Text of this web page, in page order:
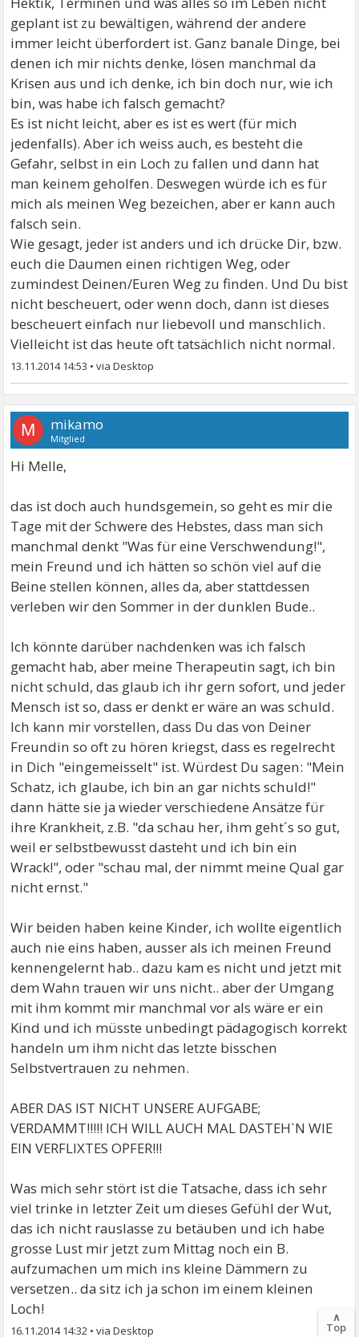
geplant ist zu bewältigen, während der andere
immer leicht überfordert ist. Ganz banale Dinge, bei
denen ich mir nichts denke, lösen manchmal da
Krisen aus und ich denke, ich bin doch nur, wie ich
bin, was habe ich falsch gemacht?
Es ist nicht leicht, aber es ist es wert (für mich
jedenfalls). Aber ich weiss auch, es besteht die
Gefahr, selbst in ein Loch zu fallen und dann hat
man keinem geholfen. Deswegen würde ich es für
mich als meinen Weg bezeichen, aber er kann auch
falsch sein.
Wie gesagt, jeder ist anders und ich drücke Dir, bzw.
euch die Daumen einen richtigen Weg, oder
zumindest Deinen/Euren Weg zu finden. Und Du bist
nicht bescheuert, oder wenn doch, dann ist dieses
bescheuert einfach nur liebevoll und manschlich.
Vielleicht ist das heute oft tatsächlich nicht normal.
13.11.2014 14:53 •
M mikamo
Mitglied
Hi Melle,
das ist doch auch hundsgemein, so geht es mir die
Tage mit der Schwere des Hebstes, dass man sich
manchmal denkt "Was für eine Verschwendung!",
mein Freund und ich hätten so schön viel auf die
Beine stellen können, alles da, aber stattdessen
verleben wir den Sommer in der dunklen Bude..
Ich könnte darüber nachdenken was ich falsch
gemacht hab, aber meine Therapeutin sagt, ich bin
nicht schuld, das glaub ich ihr gern sofort, und jeder
Mensch ist so, dass er denkt er wäre an was schuld.
Ich kann mir vorstellen, dass Du das von Deiner
Freundin so oft zu hören kriegst, dass es regelrecht
in Dich "eingemeisselt" ist. Würdest Du sagen: "Mein
Schatz, ich glaube, ich bin an gar nichts schuld!"
dann hätte sie ja wieder verschiedene Ansätze für
ihre Krankheit, z.B. "da schau her, ihm geht´s so gut,
weil er selbstbewusst dasteht und ich bin ein
Wrack!", oder "schau mal, der nimmt meine Qual gar
nicht ernst."
Wir beiden haben keine Kinder, ich wollte eigentlich
auch nie eins haben, ausser als ich meinen Freund
kennengelernt hab.. dazu kam es nicht und jetzt mit
dem Wahn trauen wir uns nicht.. aber der Umgang
mit ihm kommt mir manchmal vor als wäre er ein
Kind und ich müsste unbedingt pädagogisch korrekt
handeln um ihm nicht das letzte bisschen
Selbstvertrauen zu nehmen.
ABER DAS IST NICHT UNSERE AUFGABE;
VERDAMMT!!!!! ICH WILL AUCH MAL DASTEH`N WIE
EIN VERFLIXTES OPFER!!!
Was mich sehr stört ist die Tatsache, dass ich sehr
viel trinke in letzter Zeit um dieses Gefühl der Wut,
das ich nicht rauslasse zu betäuben und ich habe
grosse Lust mir jetzt zum Mittag noch ein B.
aufzumachen um mich ins kleine Dämmern zu
versetzen.. da sitz ich ja schon im einem kleinen
Loch!
16.11.2014 14:32 •
∧
Top